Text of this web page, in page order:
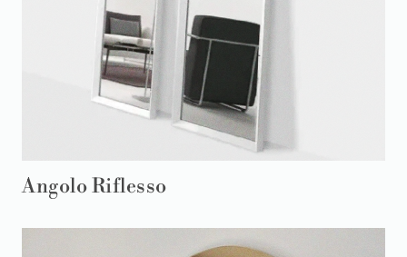
Angolo Riflesso